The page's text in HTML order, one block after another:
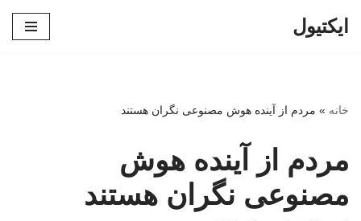
ایکتیول
خانه » مردم از آینده هوش مصنوعی نگران هستند
مردم از آینده هوش
مصنوعی نگران هستند